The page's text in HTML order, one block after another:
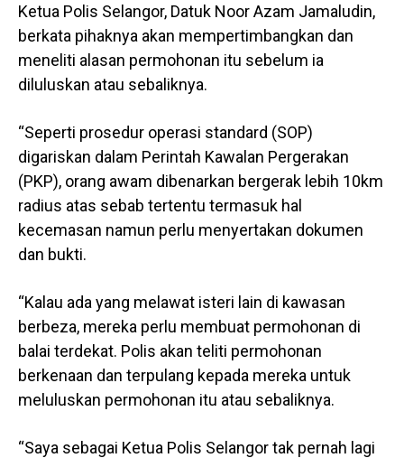
Ketua Polis Selangor, Datuk Noor Azam Jamaludin,
berkata pihaknya akan mempertimbangkan dan
meneliti alasan permohonan itu sebelum ia
diluluskan atau sebaliknya.
“Seperti prosedur operasi standard (SOP)
digariskan dalam Perintah Kawalan Pergerakan
(PKP), orang awam dibenarkan bergerak lebih 10km
radius atas sebab tertentu termasuk hal
kecemasan namun perlu menyertakan dokumen
dan bukti.
“Kalau ada yang melawat isteri lain di kawasan
berbeza, mereka perlu membuat permohonan di
balai terdekat. Polis akan teliti permohonan
berkenaan dan terpulang kepada mereka untuk
meluluskan permohonan itu atau sebaliknya.
“Saya sebagai Ketua Polis Selangor tak pernah lagi